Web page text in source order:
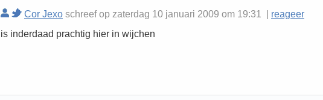
Cor Jexo schreef op zaterdag 10 januari 2009 om 19:31 | reageer
is inderdaad prachtig hier in wijchen